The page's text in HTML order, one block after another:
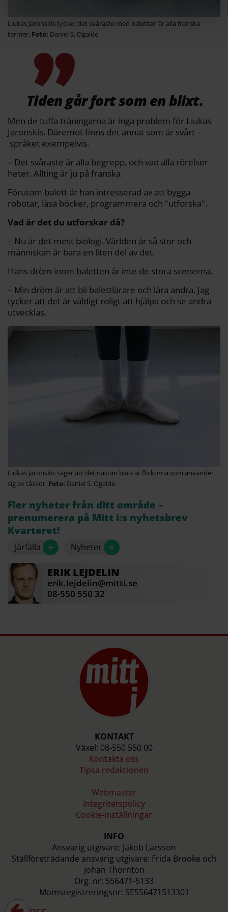
Liukas Jaronskis tycker det svåraste med baletten är alla franska
termer.
Daniel S. Ogalde
Tiden går fort som en blixt.
Men de tuffa träningarna är inga problem för Liukas
Jaronskis. Däremot finns det annat som är svårt –
språket exempelvis.
– Det svåraste är alla begrepp, och vad alla rörelser
heter. Allting är ju på franska.
Förutom balett är han intresserad av att bygga
robotar, läsa böcker, programmera och "utforska".
Vad är det du utforskar då?
– Nu är det mest biologi. Världen är så stor och
människan är bara en liten del av det.
Hans dröm inom baletten är inte de stora scenerna.
– Min dröm är att bli balettlärare och lära andra. Jag
tycker att det är väldigt roligt att hjälpa och se andra
utvecklas.
Liukas Jaronskis säger att det nästan bara är flickorna som använder
sig av tåskor.
Daniel S. Ogalde
Fler nyheter från ditt område –
prenumerera på Mitt i:s nyhetsbrev
Kvarteret!
Järfälla + Nyheter +
ERIKLEJDELIN
erik.lejdelin@mitti.se
08-550 550 32
KONTAKT
Växel: 08-550 550 00
Kontakta oss
Tipsa redaktionen
Webmaster
Integritetspolicy
Cookie-inställningar
INFO
Ansvarig utgivare: Jakob Larsson
Ställföreträdande ansvarig utgivare: Frida Brooke och
Johan Thornton
Org. nr: 556471-5133
Momsregistreringsnr: SE556471513301